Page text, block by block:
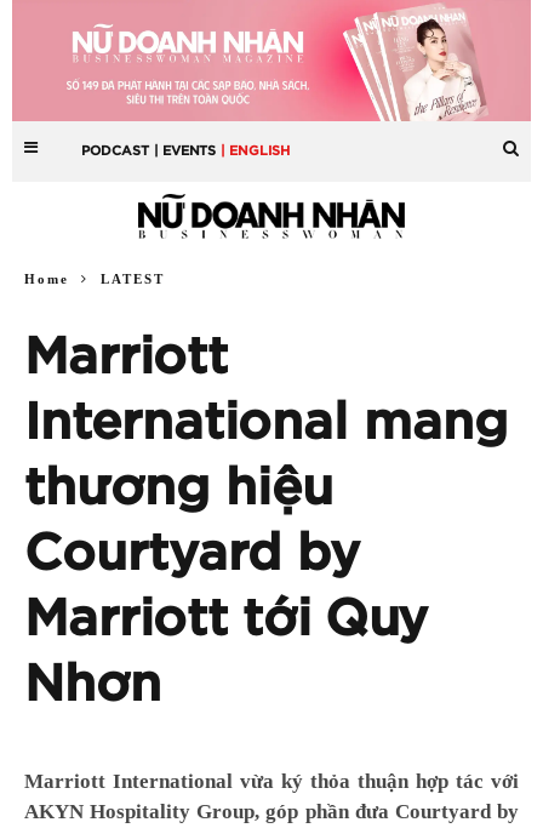
PODCAST | EVENTS | ENGLISH
Home LATEST
Marriott
International mang
thương hiệu
Courtyard by
Marriott tới Quy
Nhơn
Marriott International vừa ký thỏa thuận hợp tác với
AKYN Hospitality Group, góp phần đưa Courtyard by